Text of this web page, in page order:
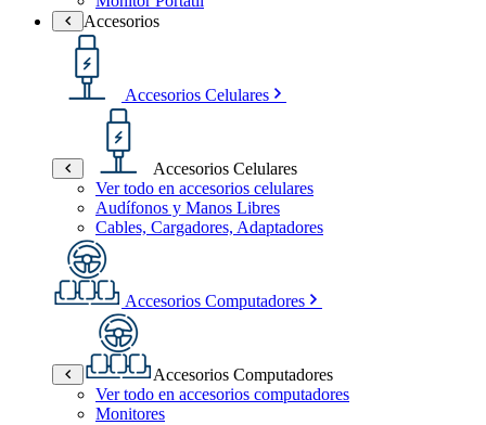
Accesorios
Accesorios Celulares
Accesorios Celulares
Ver todo en accesorios celulares
Audífonos y Manos Libres
Cables, Cargadores, Adaptadores
Accesorios Computadores
Accesorios Computadores
Ver todo en accesorios computadores
Monitores